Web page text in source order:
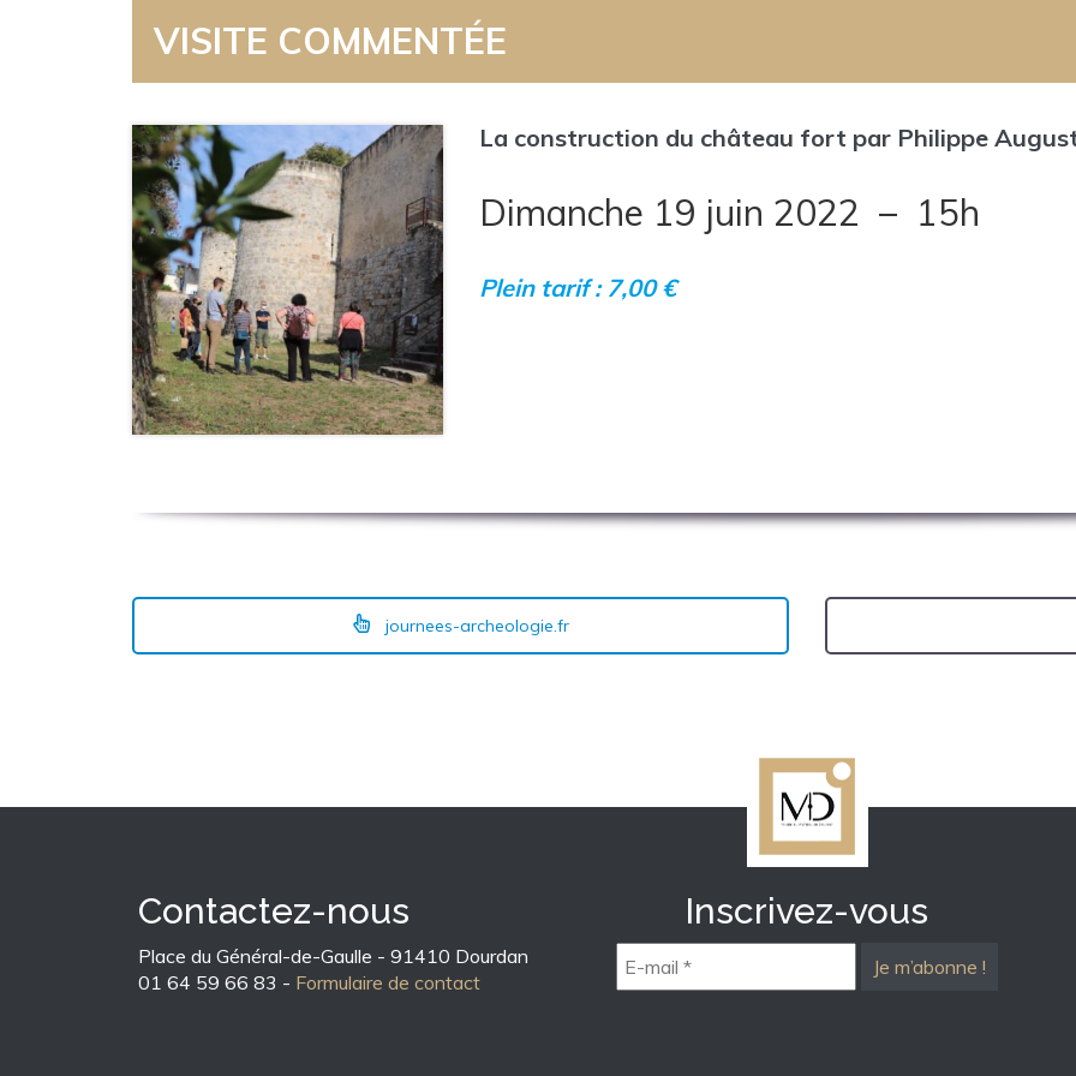
VISITE COMMENTÉE
La construction du château fort par Philippe
Dimanche 19 juin 2022 – 15h
Plein tarif : 7,00 €
journees-archeologie.fr
Contactez-nous
Place du Général-de-Gaulle - 91410 Dourdan
01 64 59 66 83 - Formulaire de contact
Inscrivez-vous